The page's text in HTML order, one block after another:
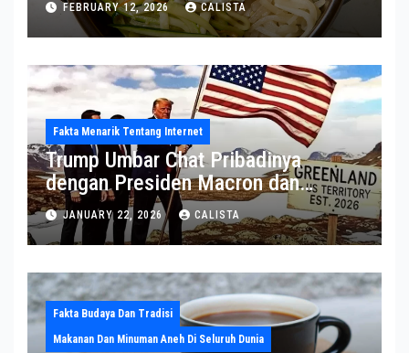
FEBRUARY 12, 2026 CALISTA
Fakta Menarik Tentang Internet
Trump Umbar Chat Pribadinya
dengan Presiden Macron dan
Sekjen NATO ke Medsos, Bahas Isu
Greenland
JANUARY 22, 2026 CALISTA
Fakta Budaya Dan Tradisi
Makanan Dan Minuman Aneh Di Seluruh Dunia